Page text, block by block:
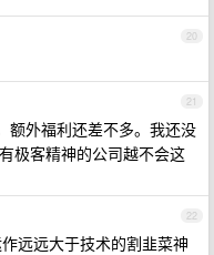
20
21
额外福利还差不多。我还没
极客精神的公司越不会这
22
远远大于技术的割韭菜神